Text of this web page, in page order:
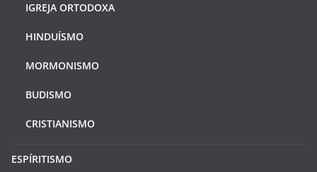
IGREJA ORTODOXA
HINDUÍSMO
MORMONISMO
BUDISMO
CRISTIANISMO
ESPÍRITISMO